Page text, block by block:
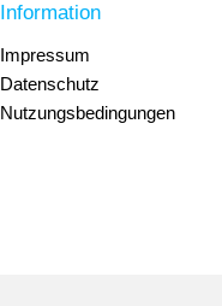
Information
Impressum
Datenschutz
Nutzungsbedingungen